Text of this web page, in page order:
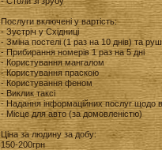
Послуги включені у вартість:
- Зустріч у Східниці
- Зміна постелі (1 раз на 10 днів) та
- Прибирання номерів 1 раз на 5 дні
- Користування мангалом
- Користування праскою
- Користування феном
- Виклик таксі
- Надання інформаційних послуг щодо
- Місце для авто (за домовленістю)
Ціна за людину за добу:
150-200грн